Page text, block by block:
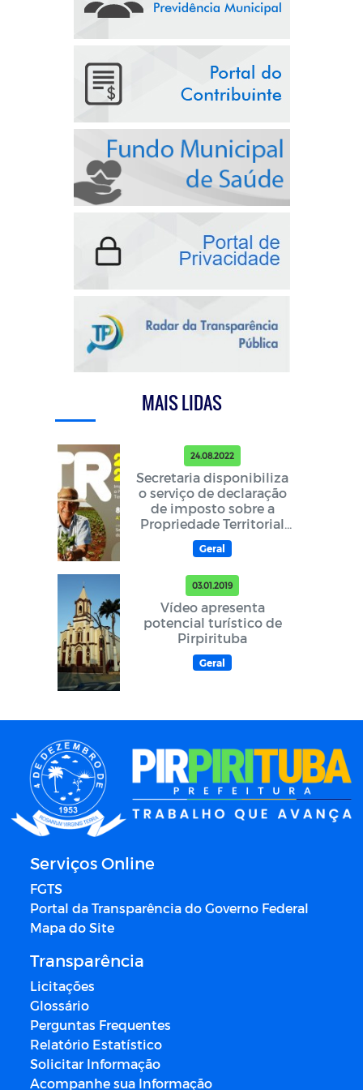
MAIS LIDAS
24.08.2022
Secretaria disponibiliza
o serviço de declaração
de imposto sobre a
Propriedade Territorial
Rural (ITR) 2022 de
forma gratuita
Geral
03.01.2019
Vídeo apresenta
potencial turístico de
Pirpirituba
Geral
Serviços Online
FGTS
Portal da Transparência do Governo Federal
Mapa do Site
Transparência
Licitações
Glossário
Perguntas Frequentes
Relatório Estatístico
Solicitar Informação
Acompanhe sua Informação